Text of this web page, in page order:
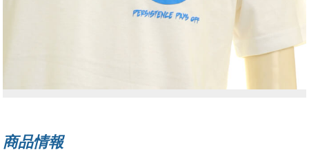
商品情報